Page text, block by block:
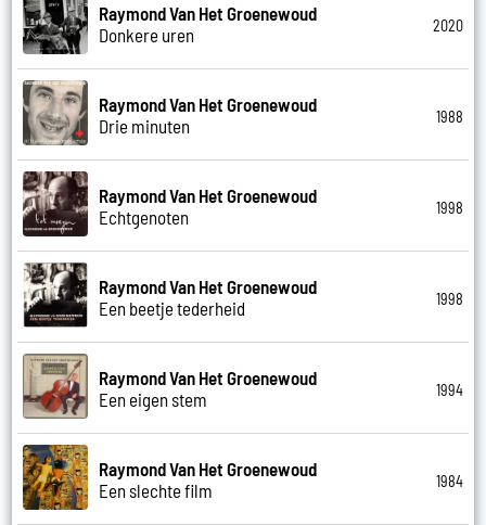
Raymond Van Het Groenewoud
Donkere uren
2020
Raymond Van Het Groenewoud
Drie minuten
1988
Raymond Van Het Groenewoud
Echtgenoten
1998
Raymond Van Het Groenewoud
Een beetje tederheid
1998
Raymond Van Het Groenewoud
Een eigen stem
1994
Raymond Van Het Groenewoud
Een slechte film
1984